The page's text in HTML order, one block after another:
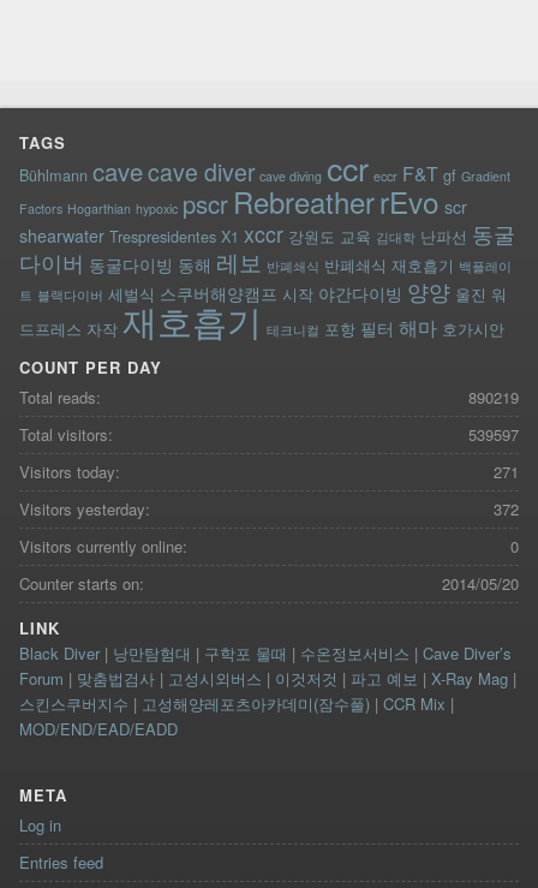
TAGS
Bühlmann cavecave diver cave diving ccr eccr F&T gf Gradient
Factors Hogarthian hypoxic pscr RebreatherrEvo scr
shearwater Trespresidentes X1 xccr 강원도 교육 김대학 난파선 동굴
다이버 동굴다이빙 동해 레보 반폐쇄식 반폐쇄식 재호흡기 백플레이
트 블랙다이버 세벌식 스쿠버해양캠프 시작 야간다이빙 양양 울진 워
드프레스 자작 재호흡기 테크니컬 포항 필터 해마 호가시안
COUNT PER DAY
890219
Total reads:
539597
Total visitors:
271
Visitors today:
372
Visitors yesterday:
0
Visitors currently online:
2014/05/20
Counter starts on:
LINK
Black Diver| 낭만탐험대 | 구학포 물때 | 수온정보서비스 | Cave Diver’s
Forum | 맞춤법검사| 고성시외버스 | 이것저것 | 파고 예보 | X-Ray Mag|
스킨스쿠버지수 | 고성해양레포츠아카데미(잠수풀)| CCR Mix |
MOD/END/EAD/EADD
META
Log in
Entries feed